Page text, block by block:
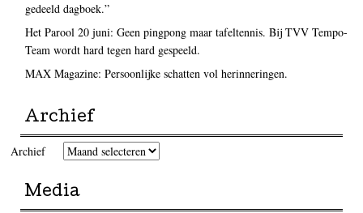
gedeeld dagboek.”
Het Parool 20 juni: Geen pingpong maar tafeltennis. Bij TVV Tempo-
Team wordt hard tegen hard gespeeld.
MAX Magazine: Persoonlijke schatten vol herinneringen.
Archief
Archief
Media